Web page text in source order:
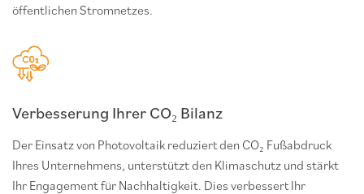
öffentlichen Stromnetzes.
Verbesserung Ihrer CO₂ Bilanz
Der Einsatz von Photovoltaik reduziert den CO₂ Fußabdruck
Ihres Unternehmens, unterstützt den Klimaschutz und stärkt
Ihr Engagement für Nachhaltigkeit. Dies verbessert Ihr